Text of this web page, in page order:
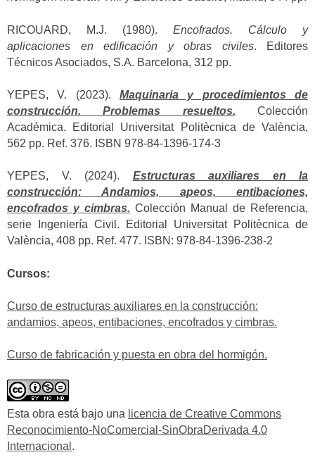
RICOUARD, M.J. (1980). Encofrados. Cálculo y
aplicaciones en edificación y obras civiles. Editores
Técnicos Asociados, S.A. Barcelona, 312 pp.
YEPES, V. (2023). Maquinaria y procedimientos de
construcción. Problemas resueltos. Colección
Académica. Editorial Universitat Politècnica de València,
562 pp. Ref. 376. ISBN 978-84-1396-174-3
YEPES, V. (2024). Estructuras auxiliares en la
construcción: Andamios, apeos, entibaciones,
encofrados y cimbras. Colección Manual de Referencia,
serie Ingeniería Civil. Editorial Universitat Politècnica de
València, 408 pp. Ref. 477. ISBN: 978-84-1396-238-2
Cursos:
Curso de estructuras auxiliares en la construcción:
andamios, apeos, entibaciones, encofrados y cimbras.
Curso de fabricación y puesta en obra del hormigón.
Esta obra está bajo una licencia de Creative Commons
Reconocimiento-NoComercial-SinObraDerivada 4.0
Internacional .